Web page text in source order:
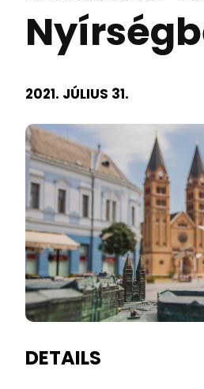
2021. JÚLIUS 31.
DETAILS